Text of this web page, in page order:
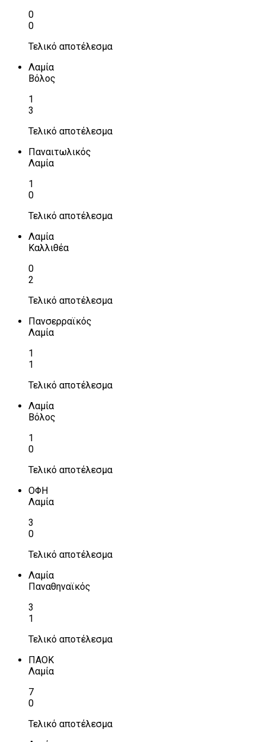
0
0
Τελικό αποτέλεσμα
Λαμία
Βόλος
1
3
Τελικό αποτέλεσμα
Παναιτωλικός
Λαμία
1
0
Τελικό αποτέλεσμα
Λαμία
Καλλιθέα
0
2
Τελικό αποτέλεσμα
Πανσερραϊκός
Λαμία
1
1
Τελικό αποτέλεσμα
Λαμία
Βόλος
1
0
Τελικό αποτέλεσμα
ΟΦΗ
Λαμία
3
0
Τελικό αποτέλεσμα
Λαμία
Παναθηναϊκός
3
1
Τελικό αποτέλεσμα
ΠΑΟΚ
Λαμία
7
0
Τελικό αποτέλεσμα